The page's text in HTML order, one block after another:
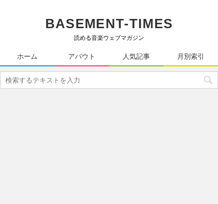
BASEMENT-TIMES
読める音楽ウェブマガジン
ホーム アバウト 人気記事 月別索引